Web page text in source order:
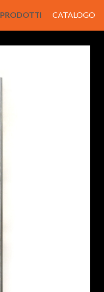
PRODOTTI CATALOGO